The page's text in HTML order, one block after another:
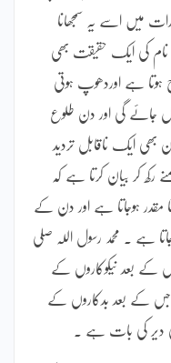
رات میں اسے یہ سمجھانا
کی ایک حقیقت بھی
ہوتا ہے اوردھوپ ہوتی
جائے گی اور دن طلوع
بھی ایک ناقابل تردید
کر بیان کرتا ہے کہ
ہوجاتا ہے اور دن کے
ہے ۔ محمد رسول اللہ صلی
کے بعد نیکوکاروں کے
کے بعد بدکاروں کے
دیر کی بات ہے ۔